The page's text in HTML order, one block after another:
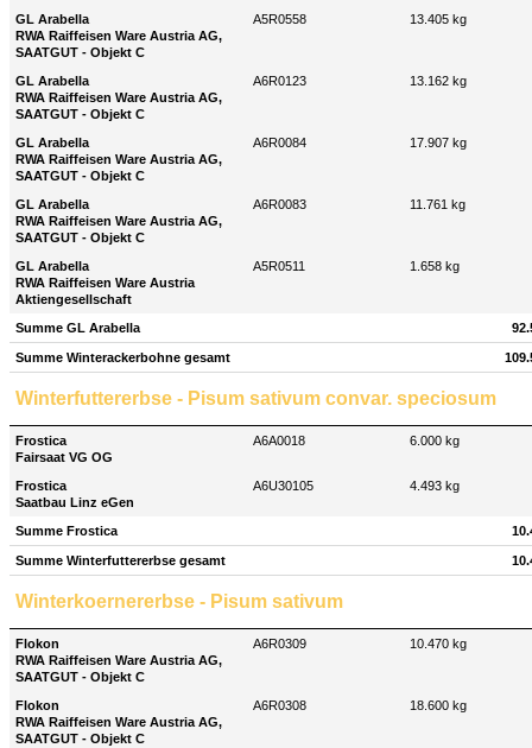
GL Arabella
RWA Raiffeisen Ware Austria AG,
SAATGUT - Objekt C
A5R0558 13.405 kg
GL Arabella
RWA Raiffeisen Ware Austria AG,
SAATGUT - Objekt C
A6R0123 13.162 kg
GL Arabella
RWA Raiffeisen Ware Austria AG,
SAATGUT - Objekt C
A6R0084 17.907 kg
GL Arabella
RWA Raiffeisen Ware Austria AG,
SAATGUT - Objekt C
A6R0083 11.761 kg
GL Arabella
RWA Raiffeisen Ware Austria
Aktiengesellschaft
A5R0511 1.658 kg
Summe GL Arabella
Summe Winterackerbohne gesamt
Winterfuttererbse - Pisum sativum convar. speciosum
Frostica
Fairsaat VG OG
A6A0018 6.000 kg
Frostica
Saatbau Linz eGen
A6U30105 4.493 kg
Summe Frostica
Summe Winterfuttererbse gesamt
Winterkoernererbse - Pisum sativum
Flokon
RWA Raiffeisen Ware Austria AG,
SAATGUT - Objekt C
A6R0309 10.470 kg
Flokon
RWA Raiffeisen Ware Austria AG,
SAATGUT - Objekt C
A6R0308 18.600 kg